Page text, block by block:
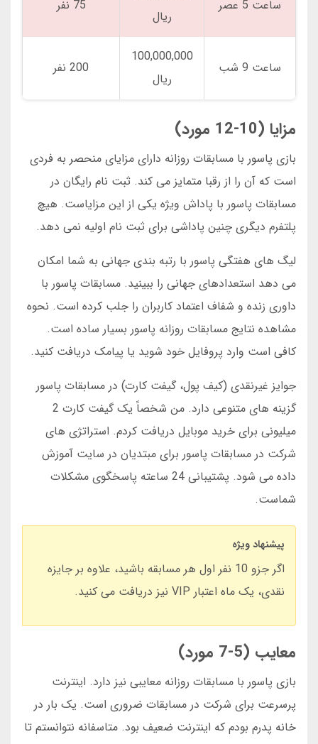
ساعت 5 عصر
ریال
75 نفر
ساعت 9 شب
100,000,000
ریال
200 نفر
مزایا (10-12 مورد)
بازی پاسور با مسابقات روزانه دارای مزایای منحصر به فردی
است که آن را از رقبا متمایز می کند. ثبت نام رایگان در
مسابقات پاسور با پاداش ویژه یکی از این مزایاست. هیچ
پلتفرم دیگری چنین پاداشی برای ثبت نام اولیه نمی دهد.
لیگ های هفتگی پاسور با رتبه بندی جهانی به شما امکان
می دهد استعدادهای جهانی را ببینید. مسابقات پاسور با
داوری زنده و شفاف اعتماد کاربران را جلب کرده است. نحوه
مشاهده نتایج مسابقات روزانه پاسور بسیار ساده است.
کافی است وارد پروفایل خود شوید یا پیامک دریافت کنید.
جوایز غیرنقدی (کیف پول، گیفت کارت) در مسابقات پاسور
گزینه های متنوعی دارد. من شخصاً یک گیفت کارت 2
میلیونی برای خرید موبایل دریافت کردم. استراتژی های
شرکت در مسابقات پاسور برای مبتدیان در سایت آموزش
داده می شود. پشتیبانی 24 ساعته پاسخگوی مشکلات
شماست.
پیشنهاد ویژه
اگر جزو 10 نفر اول هر مسابقه باشید، علاوه بر جایزه
نقدی، یک ماه اعتبار VIP نیز دریافت می کنید.
معایب (5-7 مورد)
بازی پاسور با مسابقات روزانه معایبی نیز دارد. اینترنت
پرسرعت برای شرکت در مسابقات ضروری است. یک بار در
خانه پدرم بودم که اینترنت ضعیف بود. متاسفانه نتوانستم تا